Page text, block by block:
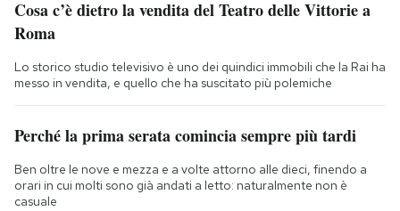
Cosa c’è dietro la vendita del Teatro delle Vittorie a
Roma
Lo storico studio televisivo è uno dei quindici immobili che la Rai ha
messo in vendita, e quello che ha suscitato più polemiche
Perché la prima serata comincia sempre più tardi
Ben oltre le nove e mezza e a volte attorno alle dieci, finendo a
orari in cui molti sono già andati a letto: naturalmente non è
casuale